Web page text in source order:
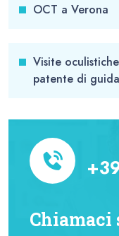
OCT a Verona
Visite
patente di guida
Chiamaci